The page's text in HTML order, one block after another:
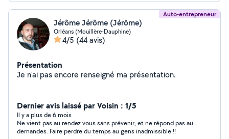
Auto-entrepreneur
Jérôme Jérôme (Jérôme)
Orléans (Mouillère-Dauphine)
4/5 (44 avis)
Présentation
Je n'ai pas encore renseigné ma présentation.
Dernier avis laissé par Voisin : 1/5
Il y a plus de 6 mois
Ne vient pas au rendez vous sans prévenir, et ne répond pas au
demandes. Faire perdre du temps au gens inadmissible !!